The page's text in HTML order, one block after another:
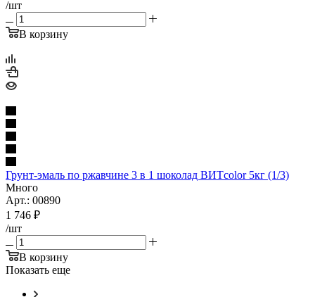
/шт
В корзину
Грунт-эмаль по ржавчине 3 в 1 шоколад ВИТcolor 5кг (1/3)
Много
Арт.: 00890
1 746 ₽
/шт
В корзину
Показать еще